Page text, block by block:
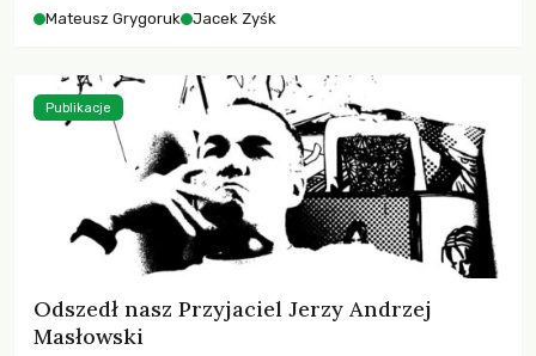
Mateusz Grygoruk Jacek Zyśk
Odszedł nasz Przyjaciel Jerzy Andrzej
Masłowski
Publikacje